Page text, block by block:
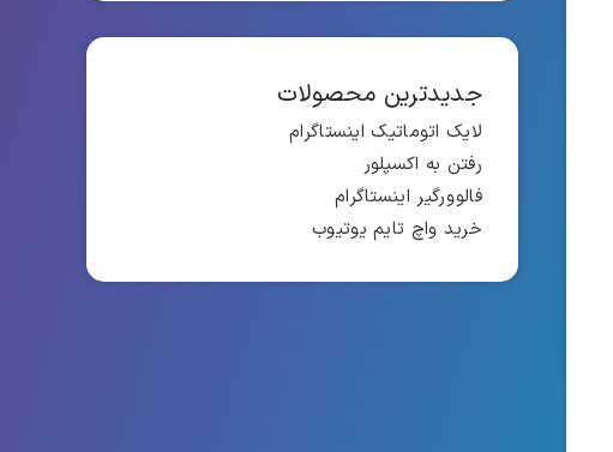
جدیدترین محصولات
لایک اتوماتیک اینستاگرام
رفتن به اکسپلور
فالوورگیر اینستاگرام
خرید واچ تایم یوتیوب